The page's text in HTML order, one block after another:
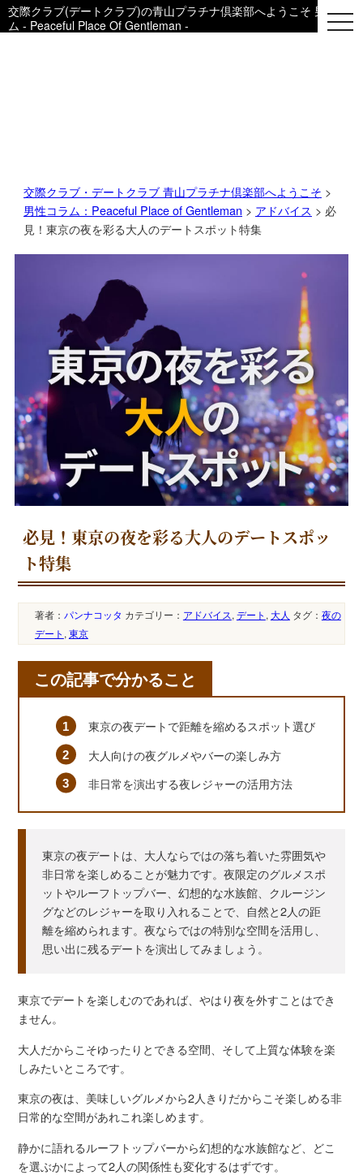
交際クラブ(デートクラブ)の青山プラチナ倶楽部へようこそ 男性用コ
ム - Peaceful Place Of Gentleman -
交際クラブ・デートクラブ 青山プラチナ倶楽部へようこそ >
男性コラム：Peaceful Place of Gentleman > アドバイス > 必
見！東京の夜を彩る大人のデートスポット特集
必見！東京の夜を彩る大人のデートスポッ
ト特集
著者： パンナコッタ カテゴリー： アドバイス, デート , 大人 タグ： 夜の
デート , 東京
この記事で分かること
東京の夜デートで距離を縮めるスポット選び
大人向けの夜グルメやバーの楽しみ方
非日常を演出する夜レジャーの活用方法
東京の夜デートは、大人ならではの落ち着いた雰囲気や
非日常を楽しめることが魅力です。夜限定のグルメスポ
ットやルーフトップバー、幻想的な水族館、クルージン
グなどのレジャーを取り入れることで、自然と2人の距
離を縮められます。夜ならではの特別な空間を活用し、
思い出に残るデートを演出してみましょう。
東京でデートを楽しむのであれば、やはり夜を外すことはでき
ません。
大人だからこそゆったりとできる空間、そして上質な体験を楽
しみたいところです。
東京の夜は、美味しいグルメから2人きりだからこそ楽しめる非
日常的な空間があれこれ楽しめます。
静かに語れるルーフトップバーから幻想的な水族館など、どこ
を選ぶかによって2人の関係性も変化するはずです。